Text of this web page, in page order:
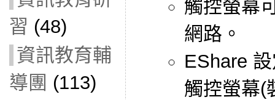
習 (48)
資訊教育輔
導團 (113)
觸控螢幕
網路。
EShare
觸控螢幕(